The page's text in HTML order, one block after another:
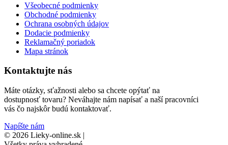
Všeobecné podmienky
Obchodné podmienky
Ochrana osobných údajov
Dodacie podmienky
Reklamačný poriadok
Mapa stránok
Kontaktujte nás
Máte otázky, sťažnosti alebo sa chcete opýtať na
dostupnosť tovaru? Neváhajte nám napísať a naší pracovníci
vás čo najskôr budú kontaktovať.
Napíšte nám
© 2026 Lieky-online.sk |